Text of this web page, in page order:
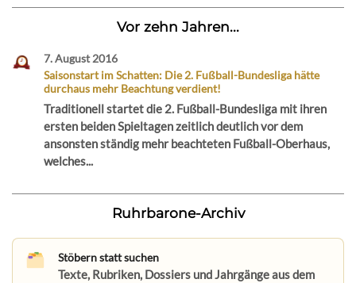
Vor zehn Jahren...
7. August 2016
Saisonstart im Schatten: Die 2. Fußball-Bundesliga hätte
durchaus mehr Beachtung verdient!
Traditionell startet die 2. Fußball-Bundesliga mit ihren
ersten beiden Spieltagen zeitlich deutlich vor dem
ansonsten ständig mehr beachteten Fußball-Oberhaus,
welches...
Ruhrbarone-Archiv
Stöbern statt suchen
Texte, Rubriken, Dossiers und Jahrgänge aus dem